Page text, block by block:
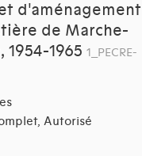
d'aménagement
de Marche-
1954-1965 1_PECRE-
Autorisé